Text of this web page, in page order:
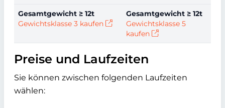
Gesamtgewicht ≥ 12t
Gewichtsklasse 3 kaufen
Gesamtgewicht ≥ 12t
Gewichtsklasse 5
kaufen
Preise und Laufzeiten
Sie können zwischen folgenden Laufzeiten
wählen: